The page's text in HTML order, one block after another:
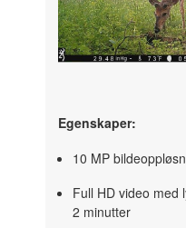
Egenskaper:
10 MP
Full HD video med
2 minutter